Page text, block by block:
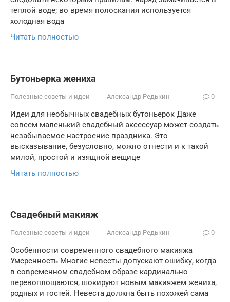
теплой воде; во время полоскания используется
холодная вода
Читать полностью
Бутоньерка жениха
Полезные советы и идеи Александр Редькин 0
Идеи для необычных свадебных бутоньерок Даже
совсем маленький свадебный аксессуар может создать
незабываемое настроение праздника. Это
высказывание, безусловно, можно отнести и к такой
милой, простой и изящной вещице
Читать полностью
Свадебный макияж
Полезные советы и идеи Александр Редькин 0
Особенности современного свадебного макияжа
Умеренность Многие невесты допускают ошибку, когда
в современном свадебном образе кардинально
перевоплощаются, шокируют новым макияжем жениха,
родных и гостей. Невеста должна быть похожей сама